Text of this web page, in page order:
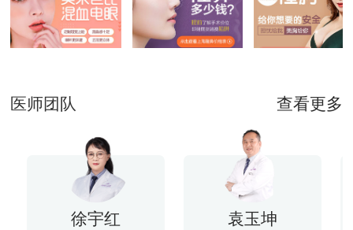
医师团队 查看更多
徐宇红 袁玉坤